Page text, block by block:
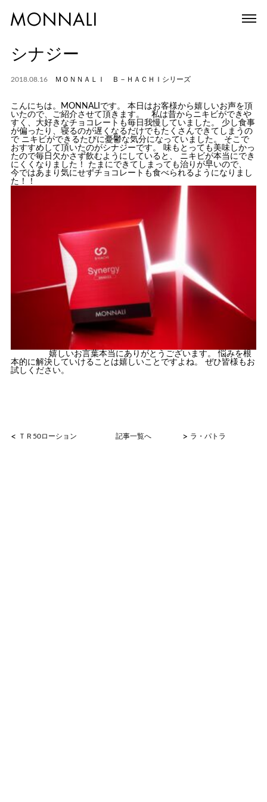
シナジー
2018.08.16 ＭＯＮＮＡＬＩ Ｂ－ＨＡＣＨＩシリーズ
こんにちは。MONNALIです。 本日はお客様から嬉しいお声を頂
いたので、ご紹介させて頂きます。 私は昔からニキビができや
すく、大好きなチョコレートも毎日我慢していました。 少し食事
が偏ったり、寝るのが遅くなるだけでもたくさんできてしまうの
で ニキビができるたびに憂鬱な気分になっていました。 そこで
おすすめして頂いたのがシナジーです。 味もとっても美味しかっ
たので毎日欠かさず飲むようにしていると、 ニキビが本当にでき
にくくなりました！ たまにできてしまっても治りが早いので、
今ではあまり気にせずチョコレートも食べられるようになりまし
た！！
嬉しいお言葉本当にありがとうございます。 悩みを根
本的に解決していけることは嬉しいことですよね。 ぜひ皆様もお
試しください。
< ＴＲ50ローション 記事一覧へ > ラ・パトラ